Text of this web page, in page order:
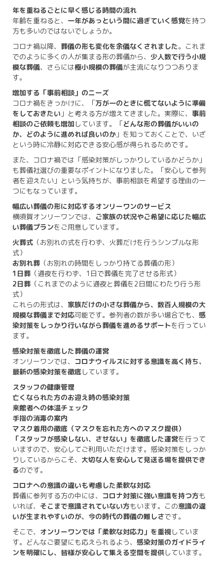
年を重ねるごとに早く感じる時間の流れ
年齢を重ねると、 一年があっという間に過ぎていく感覚を持つ
方も多いのではないでしょうか。
コロナ禍以降、 葬儀の形も変化を余儀なくされました。これま
でのように多くの人が集まる形の葬儀から、 少人数で行う小規
模な葬儀、さらには極小規模の葬儀が主流になりつつありま
す。
増加する「事前相談」のニーズ
コロナ禍をきっかけに、「万が一のときに慌てないように準備
をしておきたい 」と考える方が増えてきました。実際に、 事前
相談のご依頼も増加 しています。「どんな形の葬儀がいいの
か、どのように進めれば良いのか 」を知っておくことで、いざ
という時に冷静に対応できる安心感が得られるためです。
また、コロナ禍では「感染対策がしっかりしているかどうか」
も葬儀社選びの重要なポイントになりました。「安心して参列
者を迎えたい」という気持ちが、事前相談を希望する理由の一
つにもなっています。
幅広い葬儀の形に対応するオンリーワンのサービス
横須賀オンリーワンでは、
ご家族の状況やご希望に応じた幅広
い葬儀プランをご用意しています。
火葬式 （お別れの式を行わず、火葬だけを行うシンプルな形
式）
お別れ葬 （お別れの時間をしっかり持てる葬儀の形）
1日葬 （通夜を行わず、1日で葬儀を完了させる形式）
2日葬 （これまでのように通夜と葬儀を2日間にわたり行う形
式）
これらの形式は、 家族だけの小さな葬儀から、数百人規模の大
規模な葬儀まで対応可能です。参列者の数が多い場合でも、 感
染対策をしっかり行いながら葬儀を進めるサポートを行ってい
ます。
感染対策を徹底した葬儀の運営
オンリーワンでは、
コロナウイルスに対する意識を高く持ち、
最新の感染対策を徹底しています。
スタッフの健康管理
亡くなられた方のお迎え時の感染対策
来館者への体温チェック
手指の消毒の案内
マスク着用の徹底（マスクを忘れた方へのマスク提供）
「スタッフが感染しない、させない」を徹底した運営を行って
いますので、安心してご利用いただけます。感染対策をしっか
りしているからこそ、 大切な人を安心して見送る場を提供でき
るのです。
コロナへの意識の違いも考慮した柔軟な対応
葬儀に参列する方の中には、
コロナ対策に強い意識を持つ方も
いれば、 そこまで意識されていない方もいます。この意識の違
いが生まれやすいのが、今の時代の葬儀の難しさです。
そこで、 オンリーワンでは「柔軟な対応力」を重視していま
す。どんなご要望にも応えられるよう、 感染対策のガイドライ
ンを明確にし、皆様が安心して集える空間を提供しています。